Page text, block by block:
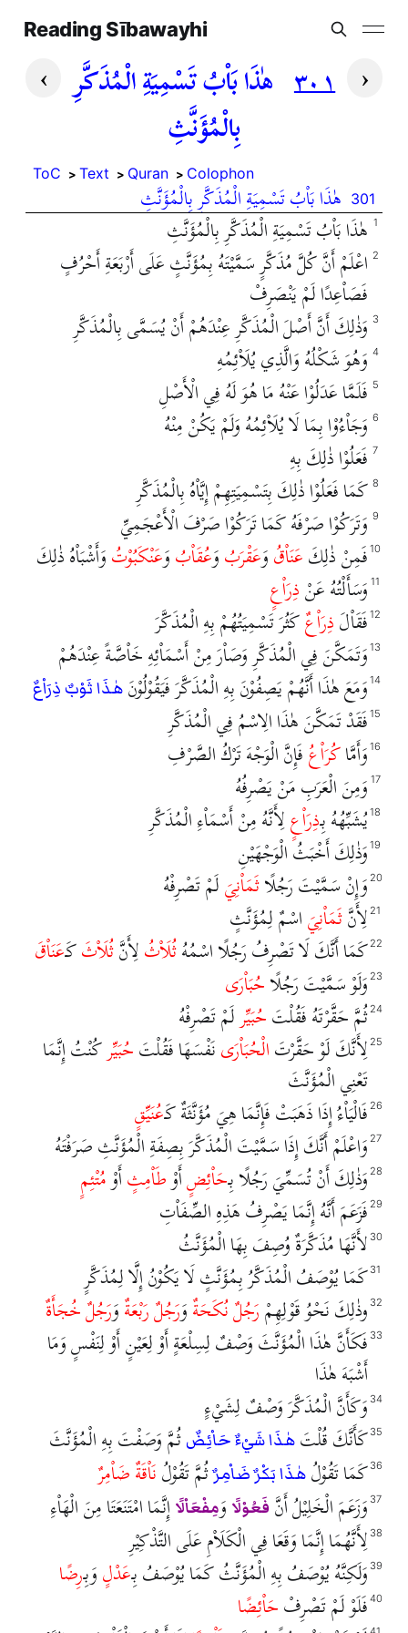
Reading Sībawayhi
› ‹ ٣٠١ هٰذَا بَاْبُ تَسْمِيَةِ الْمُذَكَّرِ
بِالْمُؤَنَّثِ
ToC Text Quran
Colophon
301 هٰذَا بَاْبُ تَسْمِيَةِ الْمُذَكَّرِ بِالْمُؤَنَّثِ
هٰذَا بَاْبُ تَسْمِيَةِ الْمُذَكَّرِ بِالْمُؤَنَّثِ 1
اعْلَمْ أَنَّ كُلَّ مُذَكَّرٍ سَمَّيْتَهُ بِمُؤَنَّثٍ عَلَى أَرْبَعَةِ أَحْرُفٍ
فَصَاْعِدًا لَمْ يَنْصَرِفْ
2
وَذٰلِكَ أَنَّ أَصْلَ الْمُذَكَّرِ عِنْدَهُمْ أَنْ يُسَمَّى بِالْمُذَكَّرِ 3
وَهُوَ شَكْلُهُ وَالَّذِي يُلَاْئِمُهِ 4
فَلَمَّا عَدَلُوْا عَنْهُ مَا هُوَ لَهُ فِي الْأَصْلِ 5
وَجَاْءُوْا بِمَا لَا يُلَاْئِمُهُ وَلَمْ يَكُنْ مِنْهُ 6
فَعَلُوْا ذٰلِكَ بِهِ 7
كَمَا فَعَلُوْا ذٰلِكَ بِتَسْمِيَتِهِمْ إِيَّاْهُ بِالْمُذَكَّرِ 8
وَتَرَكُوْا صَرْفَهُ كَمَا تَرَكُوْا صَرْفَ الْأَعْجَمِيِّ 9
فَمِنْ ذٰلِكَعَنَاْقُوَعَقْرَبُوَعُقَاْبُوَعَنْكَبُوْتُوَأَشْبَاْهُ ذٰلِكَ 10
وَسَأَلْتُهُ عَنْذِرَاْعٍ 11
فَقَاْلَذِرَاْعٌكَثُرَ تَسْمِيَتُهُمْ بِهِ الْمُذَكَّرَ 12
وَتَمَكَّنَ فِي الْمُذَكَّرِ وَصَاْرَ مِنْ أَسْمَاْئِهِ خَاْصَّةً عِنْدَهُمْ 13
وَمَعَ هٰذَا أَنَّهُمْ يَصِفُوْنَ بِهِ الْمُذَكَّرَ فَيَقُوْلُوْنَ هٰذَا ثَوْبٌ ذِرَاْعٌ 14
فَقَدْ تَمَكَّنَ هٰذَا الِاسْمُ فِي الْمُذَكَّرِ 15
وَأَمَّاكُرَاْعُفَإِنَّ الْوَجْهَ تَرْكُ الصَّرْفِ 16
وَمِنَ الْعَرَبِ مَنْ يَصْرِفُهُ 17
يُشَبِّهُهُ بِـذِرَاْعٍلِأَنَّهُ مِنْ أَسْمَاْءِ الْمُذَكَّرِ 18
وَذٰلِكَ أَخْبَثُ الْوَجْهَيْنِ 19
وَإِنْ سَمَّيْتَ رَجُلًاثَمَاْنِيَلَمْ تَصْرِفْهُ 20
لِأَنَّثَمَاْنِيَاسْمٌ لِمُؤَنَّثٍ 21
كَمَا أَنَّكَ لَا تَصْرِفُ رَجُلًا اسْمُهُثُلَاْثُلِأَنَّثُلَاْثَكَـعَنَاْقَ 22
وَلَوْ سَمَّيْتَ رَجُلًاحُبَاْرَى 23
ثُمَّ حَقَّرْتَهُ فَقُلْتَحُبَيِّر لَمْ تَصْرِفْهُ 24
لِأَنَّكَ لَوْ حَقَّرْتَالْحُبَاْرَىنَفْسَهَا فَقُلْتَحُبَيِّركُنْتُ إِنَّمَا
تَعْنِي الْمُؤَنَّثَ
25
فَالْيَاْءُ إِذَا ذَهَبَتْ فَإِنَّمَا هِيَ مُؤَنَّثَةٌ كَـعُنَيِّقٍ 26
وَاعْلَمْ أَنَّكَ إِذَا سَمَّيْتَ الْمُذَكَّرَ بِصِفَةِ الْمُؤَنَّثِ صَرَفْتَهُ 27
وَذٰلِكَ أَنْ تُسَمِّيَ رَجُلًا بِـحَاْئِضٍأَوْطَاْمِثٍأَوْمُتْئِمٍ 28
فَزَعَمَ أَنَّهُ إِنَّمَا يَصْرِفُ هَذِهِ الصِّفَاْتِ 29
لأَنَّهَا مُذَكَّرَةٌ وُصِفَ بِهَا الْمُؤَنَّثُ 30
كَمَا يُوْصَفُ الْمُذَكَّرُ بِمُؤَنَّثٍ لَا يَكُوْنُ إِلَّا لِمُذَكَّرٍ 31
وذٰلِكَ نَحْوُ قَوْلِهِمْرَجُلٌ نُكَحَةٌوَرَجُلٌ رَبْعَةٌوَرَجُلٌ خُجَأَةٌ 32
فَكَأَنَّ هٰذَا الْمُؤَنَّثَ وَصْفٌ لِسِلْعَةٍ أَوْ لِعَيْنٍ أَوْ لِنَفْسٍ وَمَا
أَشْبَهَ هٰذَا
33
وَكَأَنَّ الْمُذَكَّرَ وَصْفٌ لِشَيْءٍ 34
كَأَنَّكَ قُلْتَ هٰذَا شَيْءٌ حَاْئِضٌ ثُمَّ وَصَفْتَ بِهِ الْمُؤَنَّثَ 35
كَمَا تَقُوْلُ هٰذَا بَكْرٌ ضَاْمِرٌثُمَّ تَقُوْلُنَاْقَةٌ ضَاْمِرٌ 36
وَزَعَمَ الْخَلِيْلُ أَنَّ فَعُوْلًا وَمِفْعَاْلًا إِنَّمَا امْتَنَعَتَا مِنَ الْهَاْءِ 37
لِأَنَّهُمَا إِنَّمَا وَقَعَا فِي الْكَلَاْمِ عَلَى التَّذْكِيْرِ 38
وَلَكِنَّهُ يُوْصَفُ بِهِ الْمُؤَنَّثُ كَمَا يُوْصَفُ بِـعَدْلٍوَبِـرِضًا 39
فَلَوْ لَمْ تَصْرِفْحَاْئِضًا 40